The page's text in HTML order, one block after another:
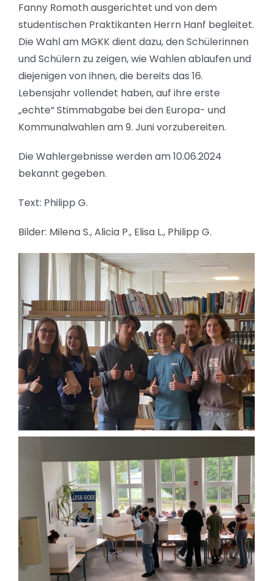
Fanny Romoth ausgerichtet und von dem
studentischen Praktikanten Herrn Hanf begleitet.
Die Wahl am MGKK dient dazu, den Schülerinnen
und Schülern zu zeigen, wie Wahlen ablaufen und
diejenigen von ihnen, die bereits das 16.
Lebensjahr vollendet haben, auf ihre erste
„echte“ Stimmabgabe bei den Europa- und
Kommunalwahlen am 9. Juni vorzubereiten.
Die Wahlergebnisse werden am 10.06.2024
bekannt gegeben.
Text: Philipp G.
Bilder: Milena S., Alicia P., Elisa L., Philipp G.